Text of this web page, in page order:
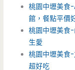
桃園中壢美食
館，餐點平價
桃園中壢美食
生愛
桃園中壢美食
超好吃